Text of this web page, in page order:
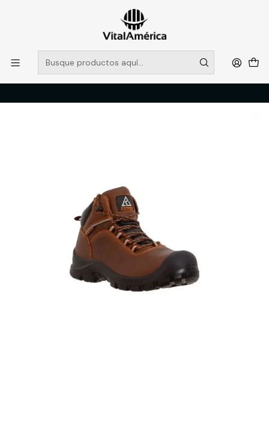
POR SISTEMA FRONTAL SOLO RETIROS EN TIENDA, DESDE
MUCHAS GRACIAS +569 5956 2237
Leer más
CALZADO
ZAPATOS DE SEGURIDAD
BOTIN PJ SHERPAS SH432BDKTC N°43